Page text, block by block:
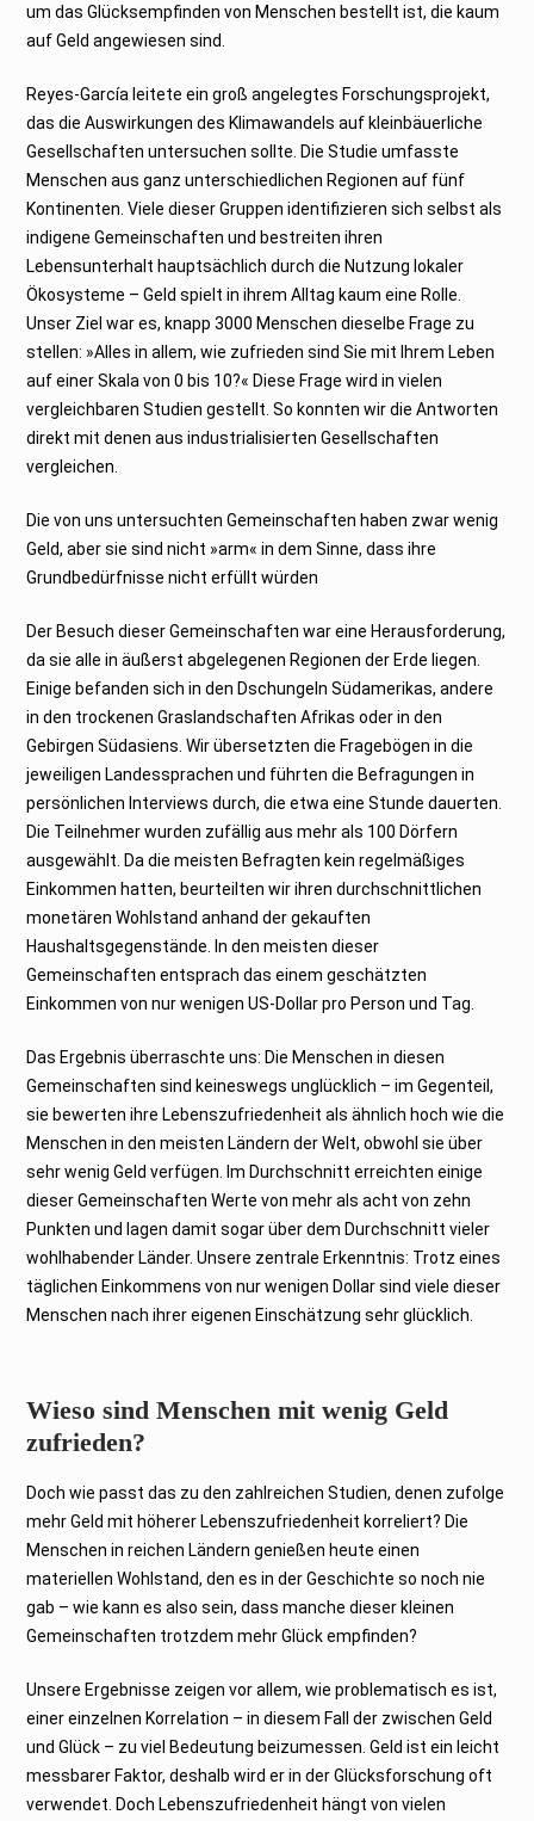
um das Glücksempfinden von Menschen bestellt ist, die kaum
auf Geld angewiesen sind.
Reyes-García leitete ein groß angelegtes Forschungsprojekt,
das die Auswirkungen des Klimawandels auf kleinbäuerliche
Gesellschaften untersuchen sollte. Die Studie umfasste
Menschen aus ganz unterschiedlichen Regionen auf fünf
Kontinenten. Viele dieser Gruppen identifizieren sich selbst als
indigene Gemeinschaften und bestreiten ihren
Lebensunterhalt hauptsächlich durch die Nutzung lokaler
Ökosysteme – Geld spielt in ihrem Alltag kaum eine Rolle.
Unser Ziel war es, knapp 3000 Menschen dieselbe Frage zu
stellen: »Alles in allem, wie zufrieden sind Sie mit Ihrem Leben
auf einer Skala von 0 bis 10?« Diese Frage wird in vielen
vergleichbaren Studien gestellt. So konnten wir die Antworten
direkt mit denen aus industrialisierten Gesellschaften
vergleichen.
Die von uns untersuchten Gemeinschaften haben zwar wenig
Geld, aber sie sind nicht »arm« in dem Sinne, dass ihre
Grundbedürfnisse nicht erfüllt würden
Der Besuch dieser Gemeinschaften war eine Herausforderung,
da sie alle in äußerst abgelegenen Regionen der Erde liegen.
Einige befanden sich in den Dschungeln Südamerikas, andere
in den trockenen Graslandschaften Afrikas oder in den
Gebirgen Südasiens. Wir übersetzten die Fragebögen in die
jeweiligen Landessprachen und führten die Befragungen in
persönlichen Interviews durch, die etwa eine Stunde dauerten.
Die Teilnehmer wurden zufällig aus mehr als 100 Dörfern
ausgewählt. Da die meisten Befragten kein regelmäßiges
Einkommen hatten, beurteilten wir ihren durchschnittlichen
monetären Wohlstand anhand der gekauften
Haushaltsgegenstände. In den meisten dieser
Gemeinschaften entsprach das einem geschätzten
Einkommen von nur wenigen US-Dollar pro Person und Tag.
Das Ergebnis überraschte uns: Die Menschen in diesen
Gemeinschaften sind keineswegs unglücklich – im Gegenteil,
sie bewerten ihre Lebenszufriedenheit als ähnlich hoch wie die
Menschen in den meisten Ländern der Welt, obwohl sie über
sehr wenig Geld verfügen. Im Durchschnitt erreichten einige
dieser Gemeinschaften Werte von mehr als acht von zehn
Punkten und lagen damit sogar über dem Durchschnitt vieler
wohlhabender Länder. Unsere zentrale Erkenntnis: Trotz eines
täglichen Einkommens von nur wenigen Dollar sind viele dieser
Menschen nach ihrer eigenen Einschätzung sehr glücklich.
Wieso sind Menschen mit wenig Geld
zufrieden?
Doch wie passt das zu den zahlreichen Studien, denen zufolge
mehr Geld mit höherer Lebenszufriedenheit korreliert? Die
Menschen in reichen Ländern genießen heute einen
materiellen Wohlstand, den es in der Geschichte so noch nie
gab – wie kann es also sein, dass manche dieser kleinen
Gemeinschaften trotzdem mehr Glück empfinden?
Unsere Ergebnisse zeigen vor allem, wie problematisch es ist,
einer einzelnen Korrelation – in diesem Fall der zwischen Geld
und Glück – zu viel Bedeutung beizumessen. Geld ist ein leicht
messbarer Faktor, deshalb wird er in der Glücksforschung oft
verwendet. Doch Lebenszufriedenheit hängt von vielen